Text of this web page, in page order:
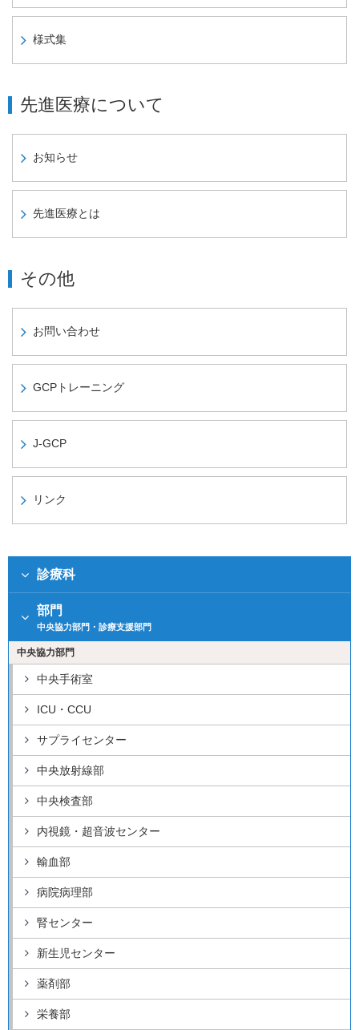
様式集
先進医療について
お知らせ
先進医療とは
その他
お問い合わせ
GCPトレーニング
J-GCP
リンク
診療科
部門
中央協力部門・診療支援部門
中央協力部門
中央手術室
ICU・CCU
サプライセンター
中央放射線部
中央検査部
内視鏡・超音波センター
輸血部
病院病理部
腎センター
新生児センター
薬剤部
栄養部